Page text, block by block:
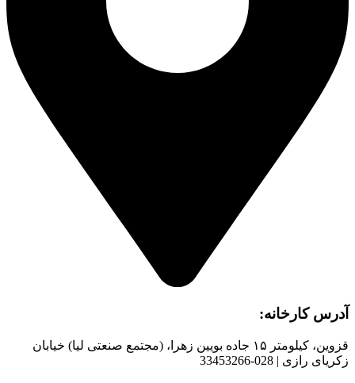
آدرس کارخانه:
قزوین، کیلومتر ۱۵ جاده بويین زهرا، (مجتمع صنعتی لیا) خیابان
زکریای رازی | 028-33453266